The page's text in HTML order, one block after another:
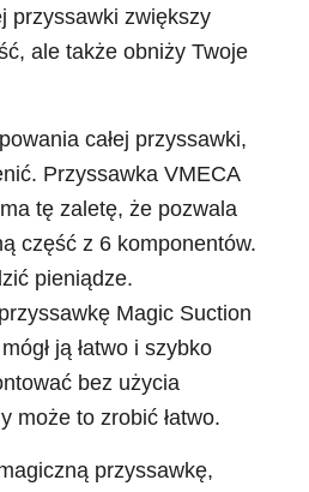
przyssawki zwiększy
ale także obniży Twoje
całej przyssawki,
Przyssawka VMECA
tę zaletę, że pozwala
część z 6 komponentów.
pieniądze.
Magic Suction
ją łatwo i szybko
bez użycia
może to zrobić łatwo.
przyssawkę,